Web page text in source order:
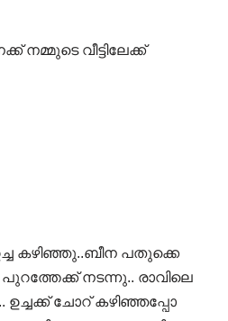
വീട്ടിലേക്ക്
കഴിഞ്ഞു..ബീന പതുക്കെ
നടന്നു.. രാവിലെ
ഉച്ചക്ക് ചോറ് കഴിഞ്ഞപ്പോ